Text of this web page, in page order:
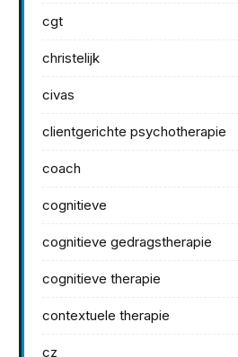
cgt
christelijk
civas
clientgerichte psychotherapie
coach
cognitieve
cognitieve gedragstherapie
cognitieve therapie
contextuele therapie
cz